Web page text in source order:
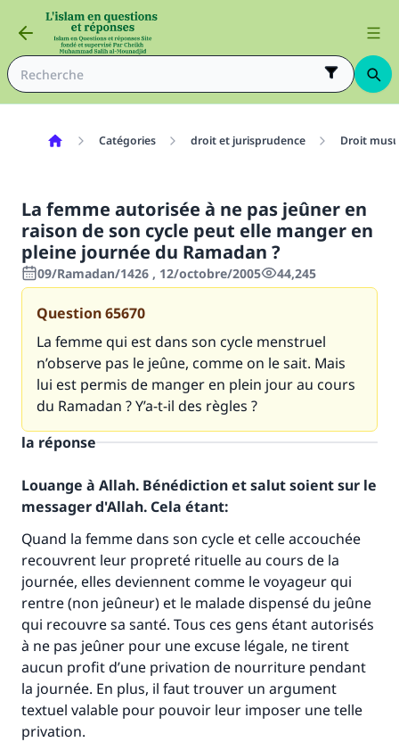
Catégories droit et jurisprudence Droit
La femme autorisée à ne pas jeûner en
raison de son cycle peut elle manger en
pleine journée du Ramadan ?
09/Ramadan/1426 , 12/octobre/2005 44,245
Question65670
La femme qui est dans son cycle menstruel
n’observe pas le jeûne, comme on le sait. Mais
lui est permis de manger en plein jour au cours
du Ramadan ? Y’a-t-il des règles ?
la réponse
Louange à Allah. Bénédiction et salut soient sur le
messager d'Allah. Cela étant:
Quand la femme dans son cycle et celle accouchée
recouvrent leur propreté rituelle au cours de la
journée, elles deviennent comme le voyageur qui
rentre (non jeûneur) et le malade dispensé du jeûne
qui recouvre sa santé. Tous ces gens étant autorisés
à ne pas jeûner pour une excuse légale, ne tirent
aucun profit d’une privation de nourriture pendant
la journée. En plus, il faut trouver un argument
textuel valable pour pouvoir leur imposer une telle
privation.